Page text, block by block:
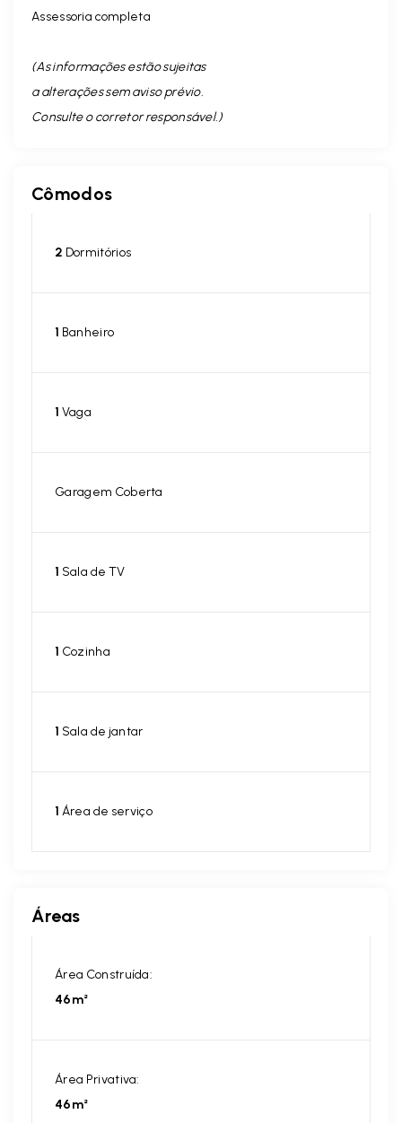
Assessoria completa
(As informações estão sujeitas
a alterações sem aviso prévio.
Consulte o corretor responsável. )
Cômodos
2 Dormitórios
1 Banheiro
1 Vaga
Garagem Coberta
1 Sala de TV
1 Cozinha
1 Sala de jantar
1 Área de serviço
Áreas
Área Construída:
46m²
Área Privativa:
46m²